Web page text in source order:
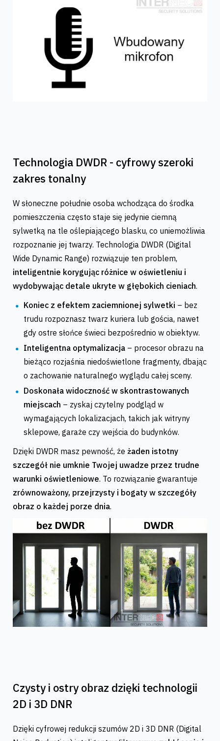
Technologia DWDR - cyfrowy szeroki
zakres tonalny
W słoneczne południe osoba wchodząca do środka
pomieszczenia często staje się jedynie ciemną
sylwetką na tle oślepiającego blasku, co uniemożliwia
rozpoznanie jej twarzy. Technologia DWDR (Digital
Wide Dynamic Range) rozwiązuje ten problem,
inteligentnie korygując różnice w oświetleniu i
wydobywając detale ukryte w głębokich cieniach.
Koniec z efektem zaciemnionej sylwetki – bez
trudu rozpoznasz twarz kuriera lub gościa, nawet
gdy ostre słońce świeci bezpośrednio w obiektyw.
Inteligentna optymalizacja – procesor obrazu na
bieżąco rozjaśnia niedoświetlone fragmenty, dbając
o zachowanie naturalnego wyglądu całej sceny.
Doskonała widoczność w skontrastowanych
miejscach – zyskaj czytelny podgląd w
wymagających lokalizacjach, takich jak witryny
sklepowe, garaże czy wejścia do budynków.
Dzięki DWDR masz pewność, że żaden istotny
szczegół nie umknie Twojej uwadze przez trudne
warunki oświetleniowe. To rozwiązanie gwarantuje
zrównoważony, przejrzysty i bogaty w szczegóły
obraz o każdej porze dnia.
Czysty i ostry obraz dzięki technologii
2D i 3D DNR
Dzięki cyfrowej redukcji szumów 2D i 3D DNR (Digital